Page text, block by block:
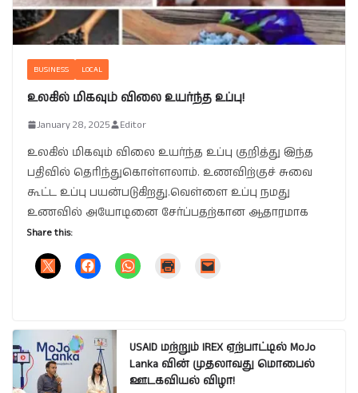
BUSINESS LOCAL
உலகில் மிகவும் விலை உயர்ந்த உப்பு!
January 28, 2025 Editor
உலகில் மிகவும் விலை உயர்ந்த உப்பு குறித்து இந்த
பதிவில் தெரிந்துகொள்ளலாம். உணவிற்குச் சுவை
கூட்ட உப்பு பயன்படுகிறது.வெள்ளை உப்பு நமது
உணவில் அயோடினை சேர்ப்பதற்கான ஆதாரமாக
Share this:
USAID மற்றும் IREX ஏற்பாட்டில் MoJo
Lanka வின் முதலாவது மொபைல்
ஊடகவியல் விழா!